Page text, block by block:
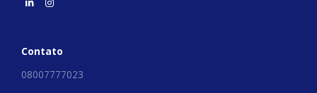
Contato
08007777023